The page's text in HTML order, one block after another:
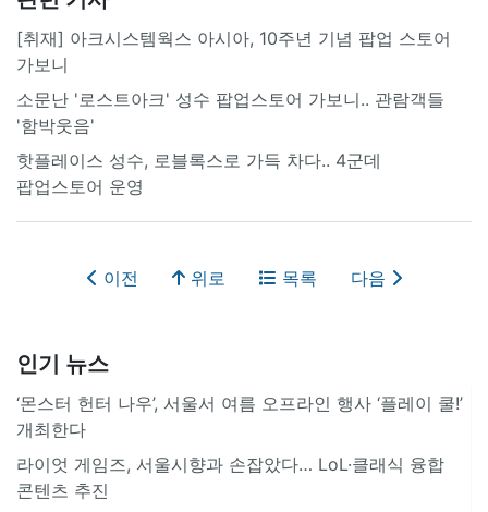
[취재] 아크시스템웍스 아시아, 10주년 기념 팝업 스토어
가보니
소문난 '로스트아크' 성수 팝업스토어 가보니.. 관람객들
'함박웃음'
핫플레이스 성수, 로블록스로 가득 차다.. 4군데
팝업스토어 운영
이전 위로 목록 다음
인기 뉴스
‘몬스터 헌터 나우’, 서울서 여름 오프라인 행사 ‘플레이 쿨!’
개최한다
라이엇 게임즈, 서울시향과 손잡았다… LoL·클래식 융합
콘텐츠 추진